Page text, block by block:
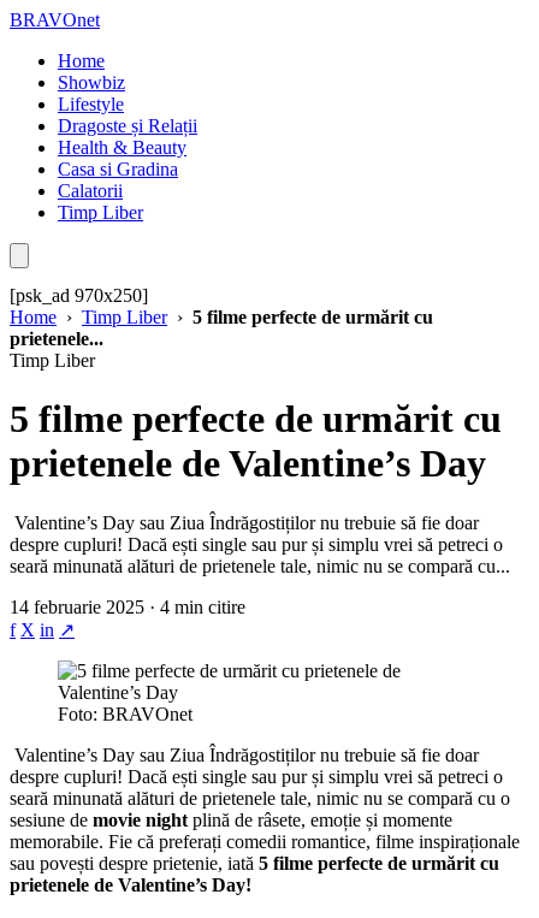
BRAVOnet
Home
Showbiz
Lifestyle
Dragoste și Relații
Health & Beauty
Casa si Gradina
Calatorii
Timp Liber
[psk_ad 970x250]
Home › Timp Liber› 5 filme perfecte de urmărit cu
prietenele...
Timp Liber
5 filme perfecte de urmărit cu
prietenele de Valentine’s Day
Valentine’s Day sau Ziua Îndrăgostiților nu trebuie să fie doar
despre cupluri! Dacă ești single sau pur și simplu vrei să petreci o
seară minunată alături de prietenele tale, nimic nu se compară cu...
14 februarie 2025 · 4 min citire
f X in ↗
Foto: BRAVOnet
Valentine’s Day sau Ziua Îndrăgostiților nu trebuie să fie doar
despre cupluri! Dacă ești single sau pur și simplu vrei să petreci o
seară minunată alături de prietenele tale, nimic nu se compară cu o
sesiune de movie night plină de râsete, emoție și momente
memorabile. Fie că preferați comedii romantice, filme inspiraționale
sau povești despre prietenie, iată 5 filme perfecte de urmărit cu
prietenele de Valentine’s Day!